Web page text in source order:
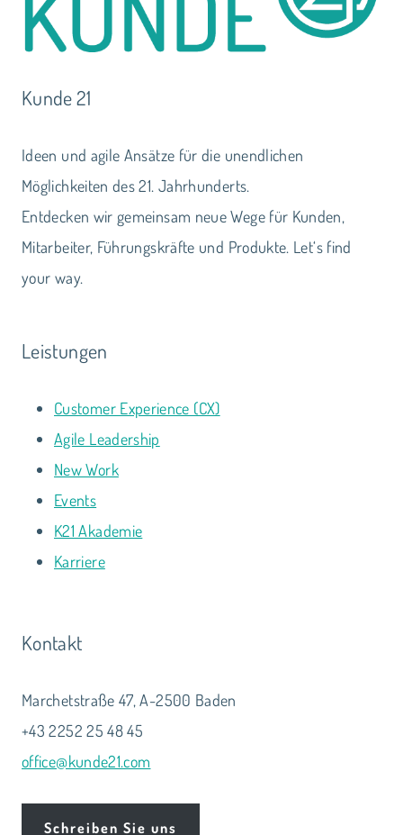
Kunde 21
Ideen und agile Ansätze für die unendlichen
Möglichkeiten des 21. Jahrhunderts.
Entdecken wir gemeinsam neue Wege für Kunden,
Mitarbeiter, Führungskräfte und Produkte. Let‘s find
your way.
Leistungen
Customer Experience (CX)
Agile Leadership
New Work
Events
K21 Akademie
Karriere
Kontakt
Marchetstraße 47, A-2500 Baden
+43 2252 25 48 45
office@kunde21.com
Schreiben Sie uns